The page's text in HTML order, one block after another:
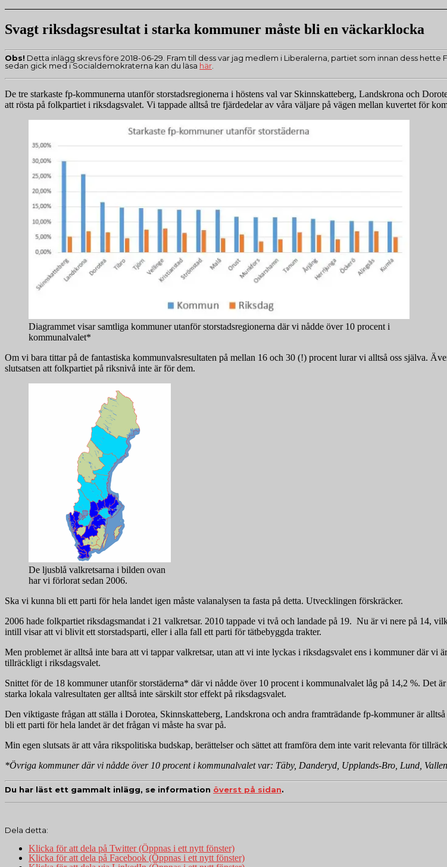
Svagt riksdagsresultat i starka kommuner måste bli en väckarklocka
Obs! Detta inlägg skrevs före 2018-06-29. Fram till dess var jag medlem i Liberalerna, partiet som innan dess
sedan gick med i Socialdemokraterna kan du läsa här.
De tre starkaste fp-kommunerna utanför storstadsregionerna i höstens val var Skinnskatteberg, Landskrona och
att rösta på folkpartiet i riksdagsvalet. Vi tappade alltså tre fjärdedelar av våra väljare på vägen mellan kuvertet för
Diagrammet visar samtliga kommuner utanför storstadsregionerna där vi nådde över 10 procent i
kommunalvalet*
Om vi bara tittar på de fantastiska kommunvalsresultaten på mellan 16 och 30 (!) procent lurar vi alltså oss själva.
slutsatsen att folkpartiet på riksnivå inte är för dem.
De ljusblå valkretsarna i bilden ovan
har vi förlorat sedan 2006.
Ska vi kunna bli ett parti för hela landet igen måste valanalysen ta fasta på detta. Utvecklingen förskräcker.
2006 hade folkpartiet riksdagsmandat i 21 valkretsar. 2010 tappade vi två och landade på 19. Nu är vi nere på 14,
intill visar att vi blivit ett storstadsparti, eller i alla fall ett parti för tätbebyggda trakter.
Men problemet är alltså inte bara att vi tappar valkretsar, utan att vi inte lyckas i riksdagsvalet ens i kommuner där
tillräckligt i riksdagsvalet.
Snittet för de 18 kommuner utanför storstäderna* där vi nådde över 10 procent i kommunalvalet låg på 14,2 %. Det
starka lokala valresultaten ger alltså inte särskilt stor effekt på riksdagsvalet.
Den viktigaste frågan att ställa i Dorotea, Skinnskatteberg, Landskrona och andra framträdande fp-kommuner är alltså
bli ett parti för hela landet är det frågan vi måste ha svar på.
Min egen slutsats är att våra rikspolitiska budskap, berättelser och sättet att framföra dem inte varit relevanta för
*Övriga kommuner där vi nådde över 10 procent i kommunalvalet var: Täby, Danderyd, Upplands-Bro, Lund,
Du har läst ett gammalt inlägg, se information överst på sidan.
Dela detta:
Klicka för att dela på Twitter (Öppnas i ett nytt fönster)
Klicka för att dela på Facebook (Öppnas i ett nytt fönster)